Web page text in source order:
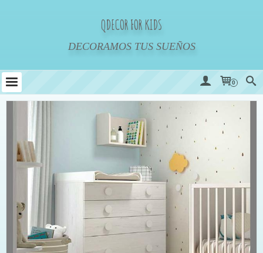
QDECOR FOR KIDS
DECORAMOS TUS SUEÑOS
0